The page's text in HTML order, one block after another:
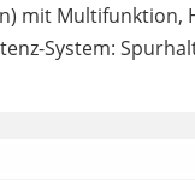
mit Multifunktion,
System: